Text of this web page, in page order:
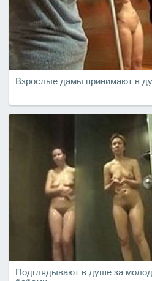
Взрослые дамы принимают в
Подглядывают в душе за